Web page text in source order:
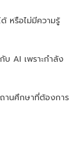
หรือไม่มีความรู้
AI เพราะกำลัง
านศึกษาที่ต้องการ